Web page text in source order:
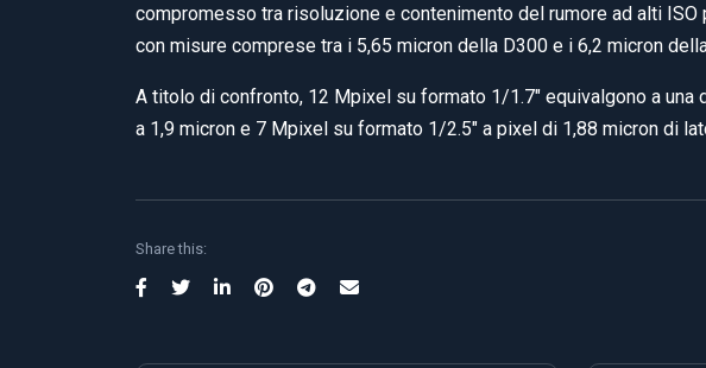
compromesso tra risoluzione e contenimento del rumore ad alti
con misure comprese tra i 5,65 micron della D300 e i 6,2 micron
A titolo di confronto, 12 Mpixel su formato 1/1.7″ equivalgono a
a 1,9 micron e 7 Mpixel su formato 1/2.5″ a pixel di 1,88 micron di
Share this: